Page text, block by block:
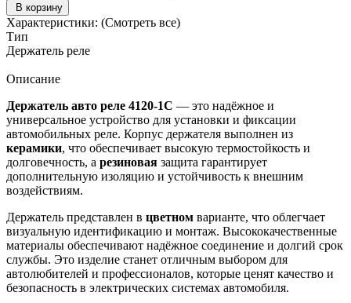
В корзину
Характеристики: (Смотреть все)
Тип
Держатель реле
Описание
Держатель авто реле 4120-1С — это надёжное и
универсальное устройство для установки и фиксации
автомобильных реле. Корпус держателя выполнен из
керамики, что обеспечивает высокую термостойкость и
долговечность, а резиновая защита гарантирует
дополнительную изоляцию и устойчивость к внешним
воздействиям.
Держатель представлен в цветном варианте, что облегчает
визуальную идентификацию и монтаж. Высококачественные
материалы обеспечивают надёжное соединение и долгий срок
службы. Это изделие станет отличным выбором для
автолюбителей и профессионалов, которые ценят качество и
безопасность в электрических системах автомобиля.